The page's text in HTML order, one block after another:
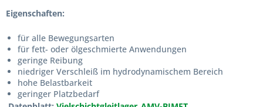
Eigenschaften:
für alle Bewegungsarten
für fett- oder ölgeschmierte Anwendungen
geringe Reibung
niedriger Verschleiß im hydrodynamischem Bereich
hohe Belastbarkeit
geringer Platzbedarf